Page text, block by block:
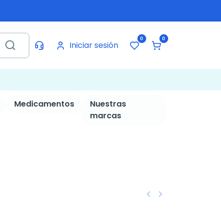
Iniciar sesión
0 0
Medicamentos
Nuestras
marcas
Anterior
keyboard_arrow_left Siguiente
keyboard_arrow_right